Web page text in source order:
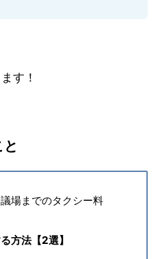
す！
場までのタクシー料
方法【2選】